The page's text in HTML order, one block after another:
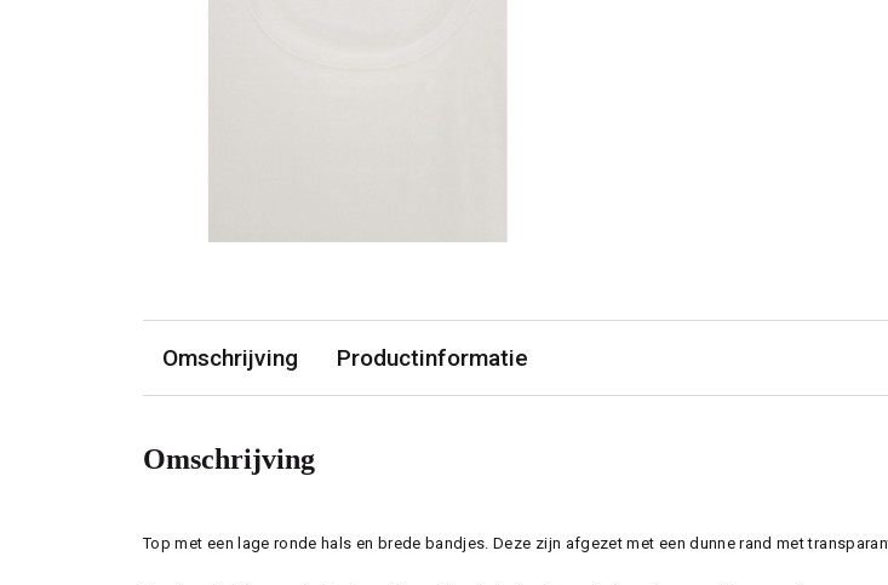
Omschrijving Productinformatie
Omschrijving
Top met een lage ronde hals en brede bandjes. Deze zijn afgezet met een dunne rand met